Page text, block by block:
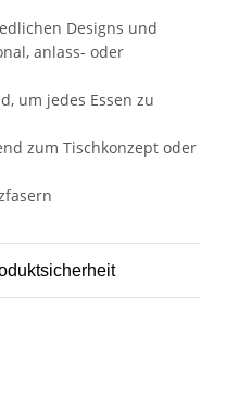
Designs und
anlass- oder
um jedes Essen zu
zum Tischkonzept oder